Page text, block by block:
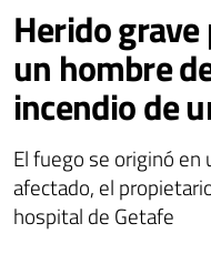
Herido
un hombre
incendio de
El fuego se originó en
afectado, el
hospital de Getafe